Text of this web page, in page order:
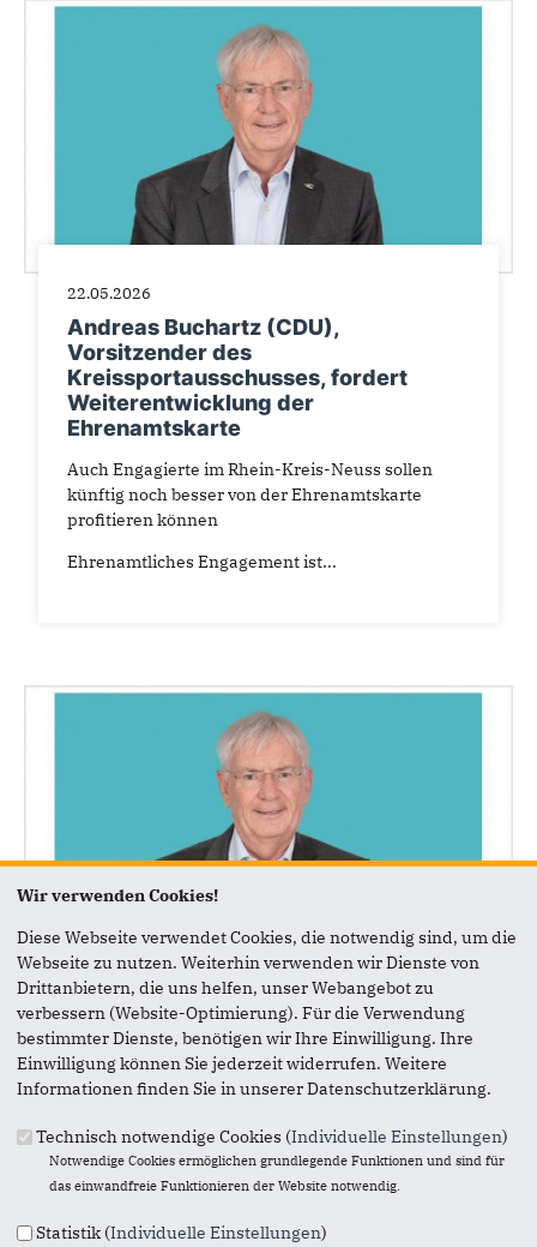
22.05.2026
Andreas Buchartz (CDU),
Vorsitzender des
Kreissportausschusses, fordert
Weiterentwicklung der
Ehrenamtskarte
Auch Engagierte im Rhein-Kreis-Neuss sollen
künftig noch besser von der Ehrenamtskarte
profitieren können
Ehrenamtliches Engagement ist...
22.05.2026
Kreistagsmitglied Andreas Buchartz
im Gespräch
Am Freitag, den 29. Mai 2026 lädt der
interessierte Bürgerinnen und Bürger ein zum
Gespräch ein.
Wir verwenden Cookies!
Diese Webseite verwendet Cookies, die notwendig sind, um die
Webseite zu nutzen. Weiterhin verwenden wir Dienste von
Drittanbietern, die uns helfen, unser Webangebot zu
verbessern (Website-Optimierung). Für die Verwendung
bestimmter Dienste, benötigen wir Ihre Einwilligung. Ihre
Einwilligung können Sie jederzeit widerrufen. Weitere
Informationen finden Sie in unserer Datenschutzerklärung.
Technisch notwendige Cookies (Individuelle Einstellungen)
Notwendige Cookies ermöglichen grundlegende Funktionen und sind für
das einwandfreie Funktionieren der Website notwendig.
Statistik (Individuelle Einstellungen)